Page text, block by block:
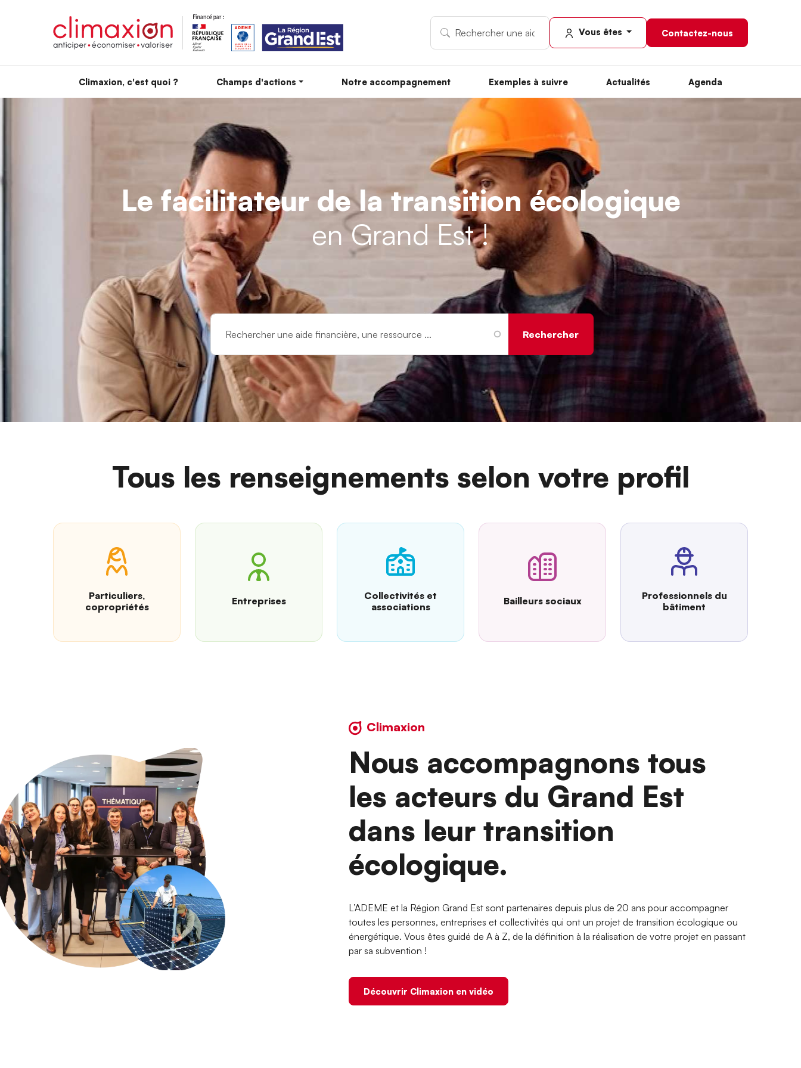
Vous êtes Contactez-nous
Climaxion, c'est quoi ? Champs d'actions Notre accompagnement Exemples à suivre Actualités Agenda
Le facilitateur de la transition écologique
en Grand Est !
Tous les renseignements selon votre profil
Particuliers,
copropriétés
Entreprises
Collectivités et
associations
Bailleurs sociaux
Professionnels du
bâtiment
Climaxion
Nous accompagnons tous
les acteurs du Grand Est
dans leur transition
écologique.
L’ADEME et la Région Grand Est sont partenaires depuis plus de 20 ans pour accompagner
toutes les personnes, entreprises et collectivités qui ont un projet de transition écologique ou
énergétique. Vous êtes guidé de A à Z, de la définition à la réalisation de votre projet en passant
par sa subvention !
Découvrir Climaxion en vidéo